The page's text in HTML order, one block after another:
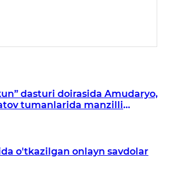
dasturi doirasida Amudaryo,
tumanlarida manzilli
o'tkazilgan onlayn savdolar